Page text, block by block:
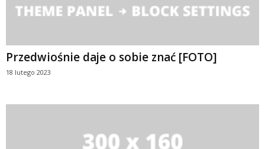
Przedwiośnie daje o sobie znać [FOTO]
18 lutego 2023